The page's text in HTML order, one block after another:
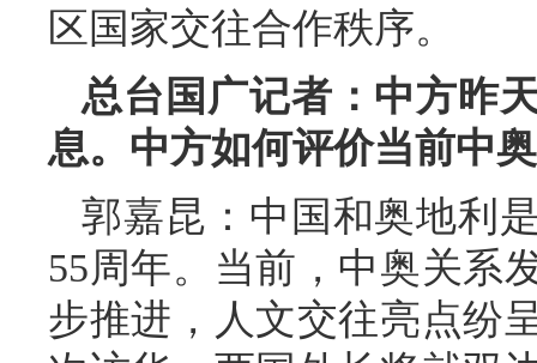
区国家交往合作秩序。
总台国广记者：中方昨
息。中方如何评价当前中
郭嘉昆：中国和奥地利
55周年。当前，中奥关系
步推进，人文交往亮点纷